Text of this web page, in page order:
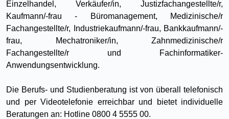
Einzelhandel, Verkäufer/in, Justizfachangestellte/r,
Kaufmann/-frau - Büromanagement, Medizinische/r
Fachangestellte/r, Industriekaufmann/-frau, Bankkaufmann/-
frau, Mechatroniker/in, Zahnmedizinische/r
Fachangestellte/r und Fachinformatiker-
Anwendungsentwicklung.
Die Berufs- und Studienberatung ist von überall telefonisch
und per Videotelefonie erreichbar und bietet individuelle
Beratungen an: Hotline 0800 4 5555 00.